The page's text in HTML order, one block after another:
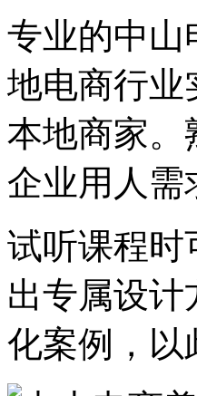
专业的中山
地电商行业
本地商家。
企业用人需
试听课程时
出专属设
化案例，以